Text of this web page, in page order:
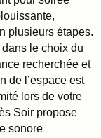
plusieurs étapes.
le choix du
recherchée et
de l’espace est
lors de votre
Soir propose
sonore